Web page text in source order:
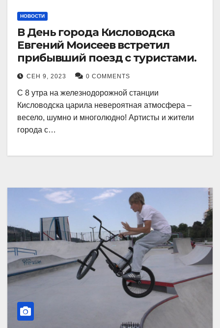
НОВОСТИ
В День города Кисловодска
Евгений Моисеев встретил
прибывший поезд с туристами.
СЕН 9, 2023 0 COMMENTS
С 8 утра на железнодорожной станции
Кисловодска царила невероятная атмосфера –
весело, шумно и многолюдно! Артисты и жители
города с…